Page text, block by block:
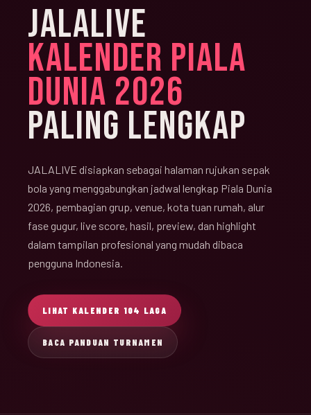
JALALIVE
KALENDER PIALA
DUNIA 2026
PALING LENGKAP
JALALIVE disiapkan sebagai halaman rujukan sepak
bola yang menggabungkan jadwal lengkap Piala Dunia
2026, pembagian grup, venue, kota tuan rumah, alur
fase gugur, live score, hasil, preview, dan highlight
dalam tampilan profesional yang mudah dibaca
pengguna Indonesia.
LIHAT KALENDER 104 LAGA
BACA PANDUAN TURNAMEN